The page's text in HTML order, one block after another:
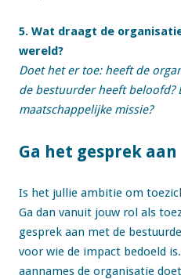
5. Wat draagt de
wereld?
Doet het er toe: heeft de
de bestuurder heeft beloofd?
maatschappelijke missie?
Ga het gesprek aan
Is het jullie ambitie om
Ga dan vanuit jouw rol als
gesprek aan met de
voor wie de impact bedoeld
aannames de organisatie